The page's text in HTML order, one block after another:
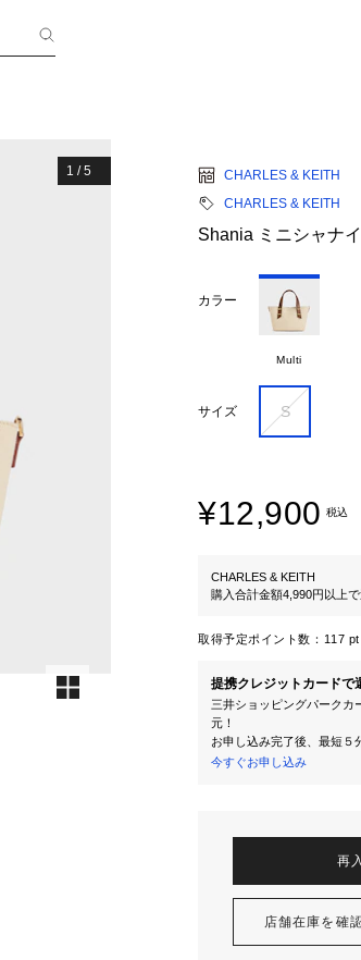
1 /5
CHARLES & KEITH
CHARLES & KEITH
Shania ミニシャナ
カラー
Multi
サイズ S
¥12,900 税込
CHARLES & KEITH
購入合計金額4,990円以上
取得予定ポイント数： 117 pt
提携クレジットカードで
三井ショッピングパークカ
元！
お申し込み完了後、最短５
今すぐお申し込み
再
店舗在庫を確